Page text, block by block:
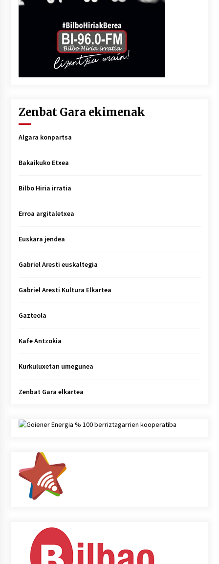
Zenbat Gara ekimenak
Algara konpartsa
Bakaikuko Etxea
Bilbo Hiria irratia
Erroa argitaletxea
Euskara jendea
Gabriel Aresti euskaltegia
Gabriel Aresti Kultura Elkartea
Gazteola
Kafe Antzokia
Kurkuluxetan umegunea
Zenbat Gara elkartea